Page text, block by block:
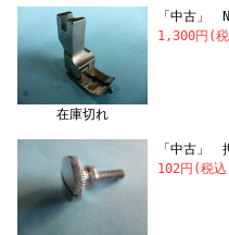
在庫切れ
「中古」
1,300円(
「中古」
102円(税